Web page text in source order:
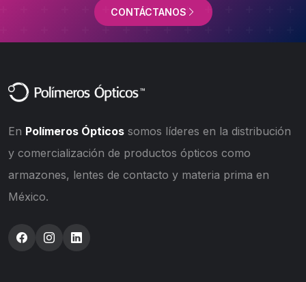
CONTÁCTANOS
En Polímeros Ópticos somos líderes en la distribución
y comercialización de productos ópticos como
armazones, lentes de contacto y materia prima en
México.